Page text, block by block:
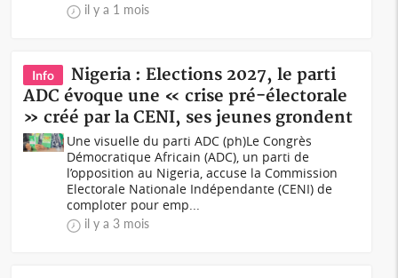
il y a 1 mois
Info
Nigeria : Elections 2027, le parti
ADC évoque une « crise pré-électorale
» créé par la CENI, ses jeunes grondent
Une visuelle du parti ADC (ph)Le Congrès
Démocratique Africain (ADC), un parti de
l’opposition au Nigeria, accuse la Commission
Electorale Nationale Indépendante (CENI) de
comploter pour emp...
il y a 3 mois